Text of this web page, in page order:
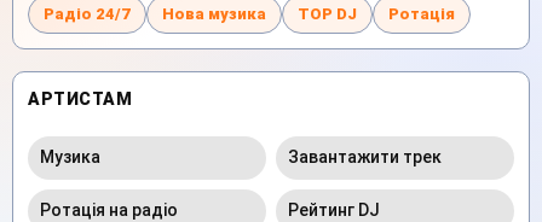
Радіо 24/7 Нова музика TOP DJ Ротація
АРТИСТАМ
Музика Завантажити трек
Ротація на радіо Рейтинг DJ